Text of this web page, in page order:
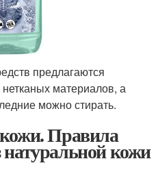
предлагаются
материалов, а
можно стирать.
Правила
натуральной кожи